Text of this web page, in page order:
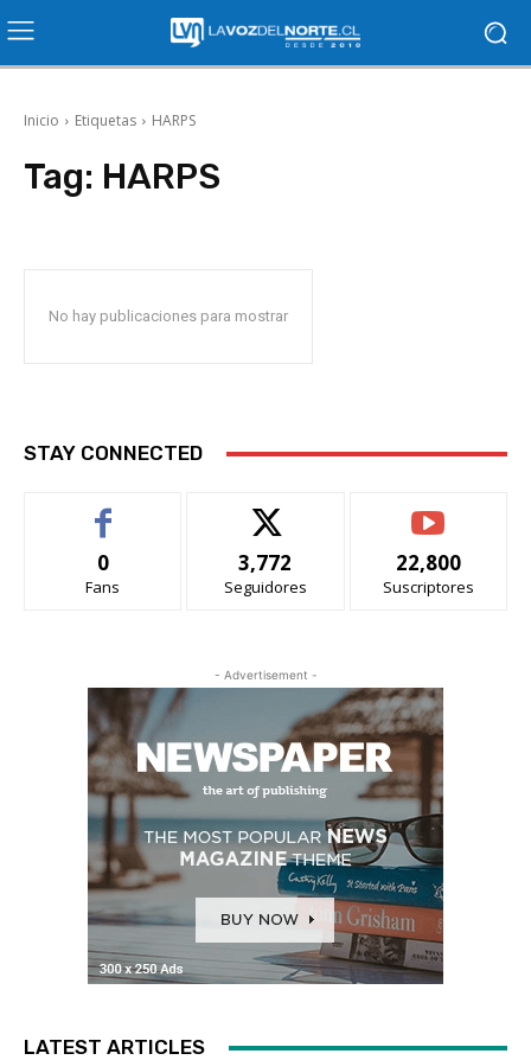
Inicio Etiquetas HARPS
Tag: HARPS
No hay publicaciones para mostrar
STAY CONNECTED
0
Fans
3,772
Seguidores
22,800
Suscriptores
- Advertisement -
LATEST ARTICLES